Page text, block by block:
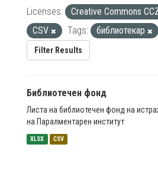
Licenses: Creative Commons
CSV
Tags: библиотекар
Filter Results
Библиотечен фонд
Листа на библиотечен фонд на
на Паралментарен институт
XLSX CSV